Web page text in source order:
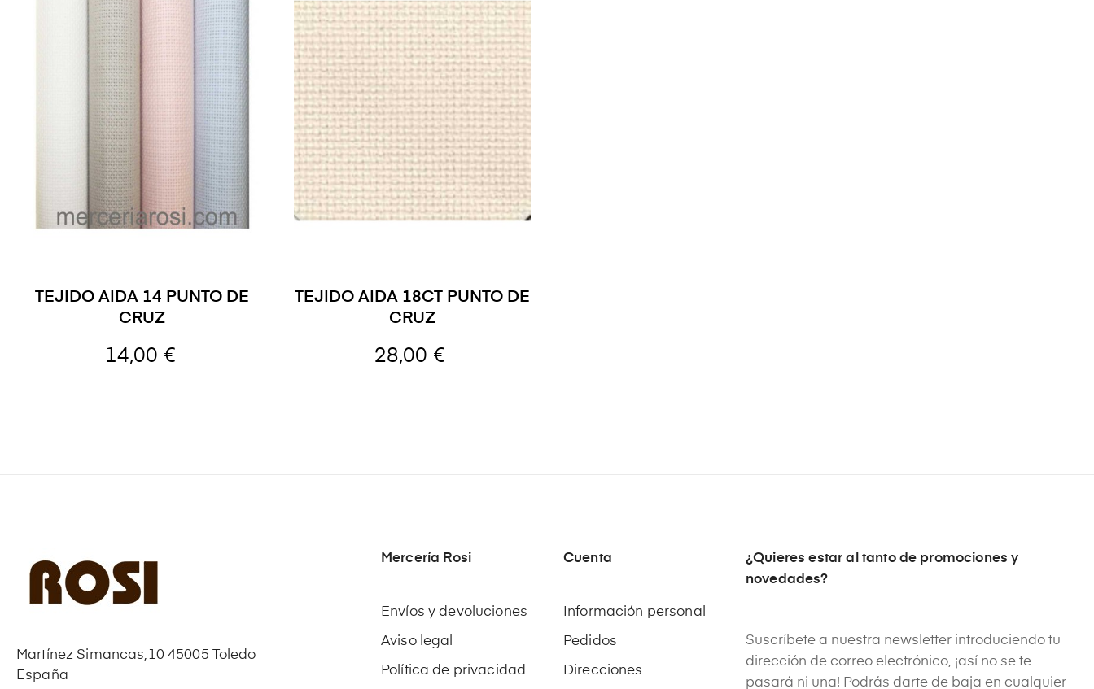
TEJIDO AIDA 14 PUNTO DE
CRUZ
14,00 €
TEJIDO AIDA 18CT PUNTO DE
CRUZ
28,00 €
Martínez Simancas,10 45005 Toledo
España
Mercería Rosi
Envíos y devoluciones
Aviso legal
Política de privacidad
Cuenta
Información personal
Pedidos
Direcciones
¿Quieres estar al tanto de promociones y
novedades?
Suscríbete a nuestra newsletter introduciendo tu
dirección de correo electrónico, ¡así no se te
pasará ni una! Podrás darte de baja en cualquier